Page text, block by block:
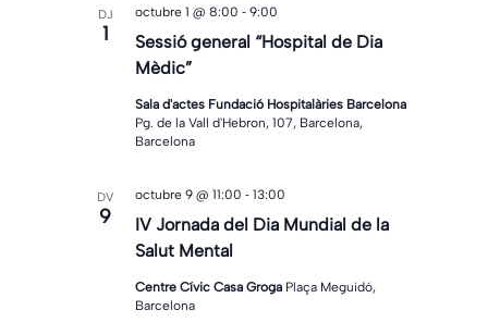
DJ
1
Sessió general “Hospital de Dia
Mèdic”
octubre 1 @ 8:00 - 9:00
Sala d'actes Fundació Hospitalàries Barcelona
Pg. de la Vall d'Hebron, 107, Barcelona,
Barcelona
DV
9
IV Jornada del Dia Mundial de la
Salut Mental
octubre 9 @ 11:00 - 13:00
Centre Cívic Casa Groga Plaça Meguidó,
Barcelona